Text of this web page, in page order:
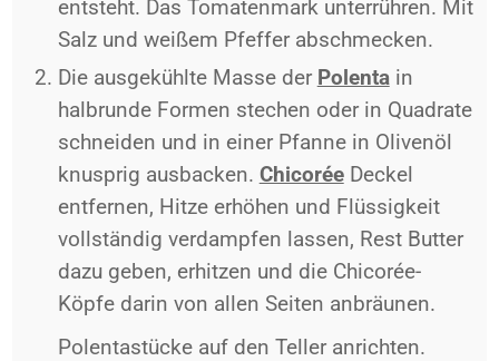
entsteht. Das Tomatenmark unterrühren. Mit
Salz und weißem Pfeffer abschmecken.
Die ausgekühlte Masse der Polentain
halbrunde Formen stechen oder in Quadrate
schneiden und in einer Pfanne in Olivenöl
knusprig ausbacken. ChicoréeDeckel
entfernen, Hitze erhöhen und Flüssigkeit
vollständig verdampfen lassen, Rest Butter
dazu geben, erhitzen und die Chicorée-
Köpfe darin von allen Seiten anbräunen.
Polentastücke auf den Teller anrichten.